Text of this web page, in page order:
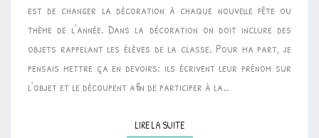
est de changer la décoration à chaque nouvelle fête ou
thème de l’année. Dans la décoration on doit inclure des
objets rappelant les élèves de la classe. Pour ma part, je
pensais mettre ça en devoirs: ils écrivent leur prénom sur
l’objet et le découpent afin de participer à la…
LIRE LA SUITELIRE LA SUITE